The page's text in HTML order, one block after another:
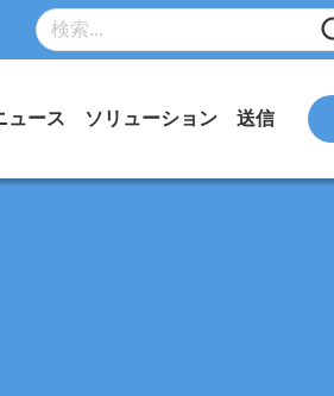
ュース ソリューション 送信